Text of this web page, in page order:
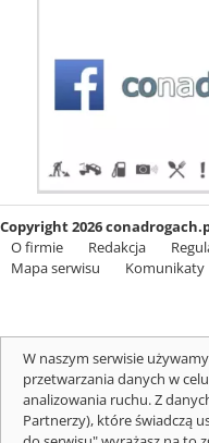
Copyright 2026
O firmie
Redakcja
Mapa serwisu
Komunikaty
W naszym serwisie
przetwarzania danych w
analizowania ruchu. Z
Partnerzy), które świadczą